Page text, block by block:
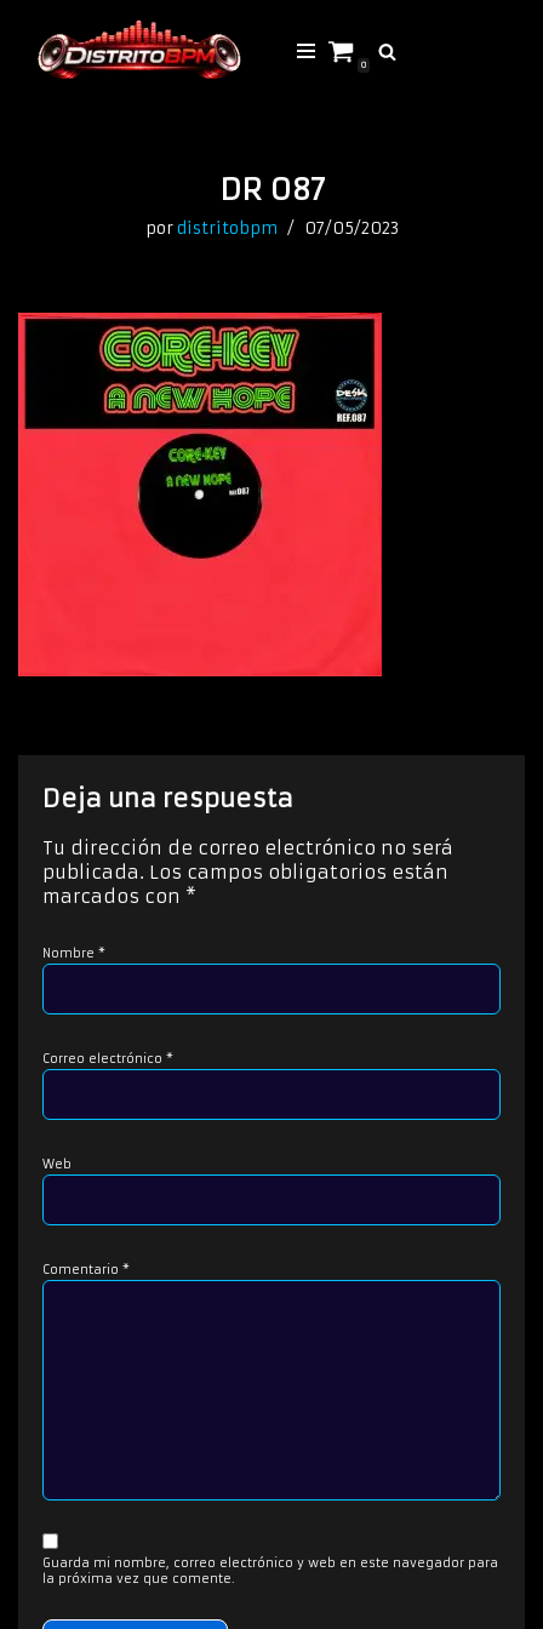
Saltar
0
DR 087
pordistritobpm 07/05/2023
Deja una respuesta
Tu dirección de correo electrónico no será
publicada. Los campos obligatorios están
marcados con *
Nombre *
Correo electrónico *
Web
Comentario *
Guarda mi nombre, correo electrónico y web en este navegador para
la próxima vez que comente.